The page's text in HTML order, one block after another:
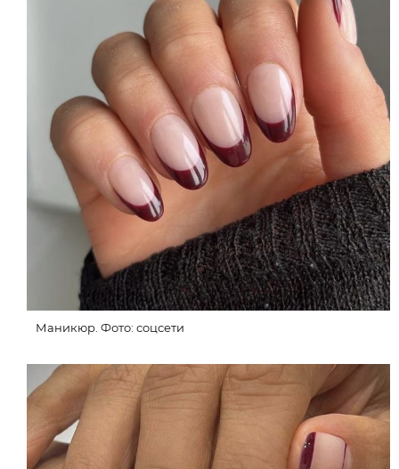
Маникюр. Фото: соцсети